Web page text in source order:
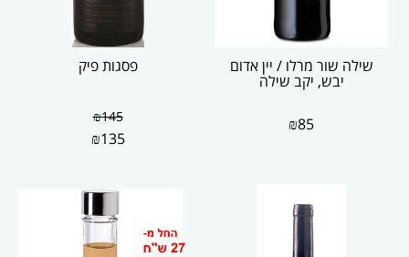
שילה שור מרלו / יין אדום
יבש, יקב שילה
₪85
פסגות פיק
₪145
₪135